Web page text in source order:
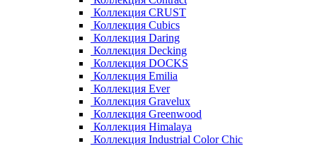
Коллекция CRUST
Коллекция Cubics
Коллекция Daring
Коллекция Decking
Коллекция DOCKS
Коллекция Emilia
Коллекция Ever
Коллекция Gravelux
Коллекция Greenwood
Коллекция Himalaya
Коллекция Industrial Color Chic